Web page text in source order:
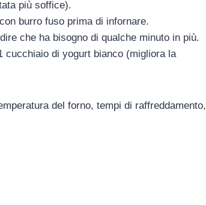
più soffice).
burro fuso prima di infornare.
che ha bisogno di qualche minuto in più.
cucchiaio di yogurt bianco (migliora la
del forno, tempi di raffreddamento,